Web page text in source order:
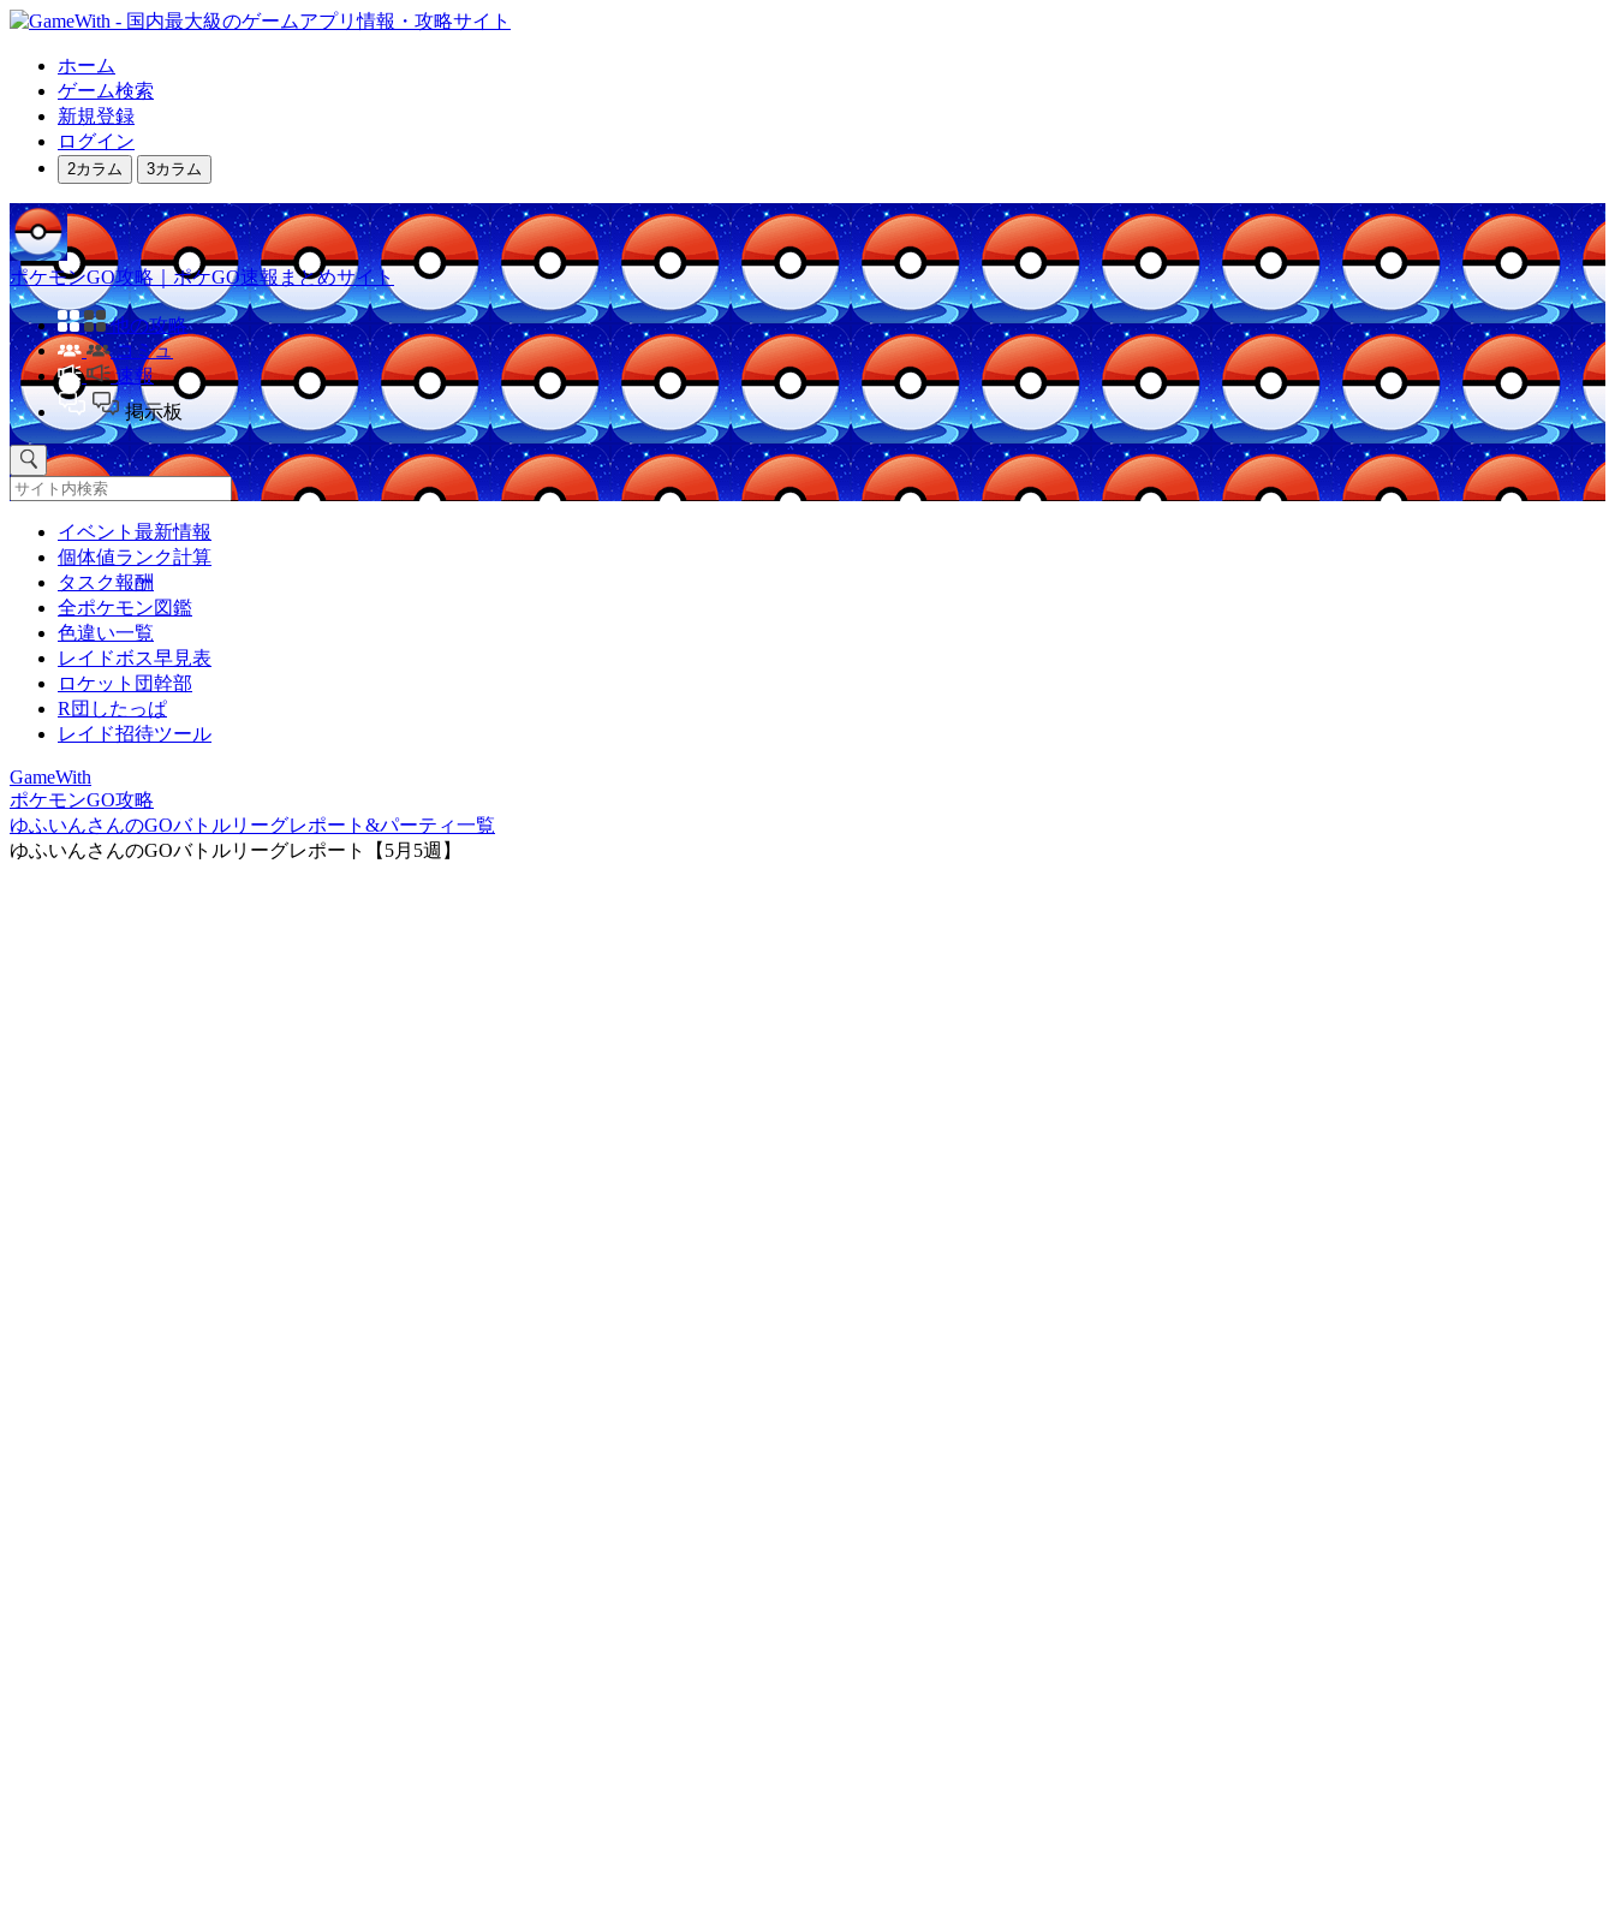
ホーム
ゲーム検索
新規登録
ログイン
2カラム 3カラム
ポケモンGO攻略｜ポケGO速報まとめサイト
他の攻略
コミュ
速報
掲示板
イベント最新情報
個体値ランク計算
タスク報酬
全ポケモン図鑑
色違い一覧
レイドボス早見表
ロケット団幹部
R団したっぱ
レイド招待ツール
GameWith
ポケモンGO攻略
ゆふいんさんのGOバトルリーグレポート&パーティ一覧
ゆふいんさんのGOバトルリーグレポート【5月5週】